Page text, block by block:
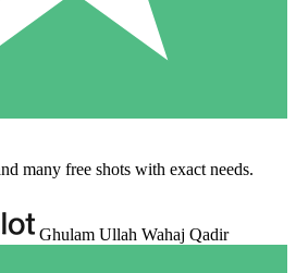
many free shots with exact needs.
Ghulam Ullah Wahaj Qadir